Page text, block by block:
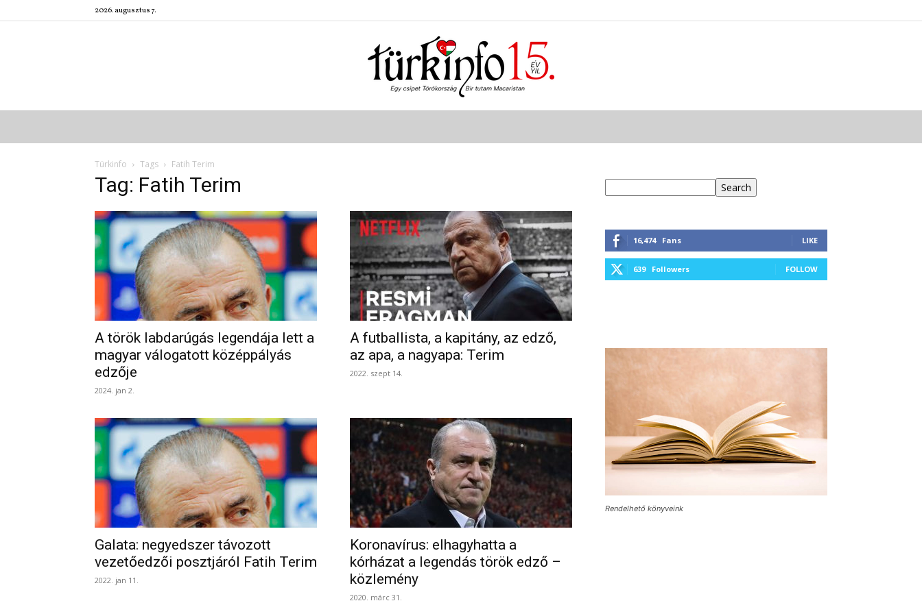
2026. augusztus 7.
Türkinfo
Türkinfo Tags Fatih Terim
Tag: Fatih Terim
A török labdarúgás legendája lett a
magyar válogatott középpályás
edzője
2024. jan 2.
A futballista, a kapitány, az edző,
az apa, a nagyapa: Terim
2022. szept 14.
Galata: negyedszer távozott
vezetőedzői posztjáról Fatih Terim
2022. jan 11.
Koronavírus: elhagyhatta a
kórházat a legendás török edző –
közlemény
2020. márc 31.
Search
16,474 Fans LIKE
639 Followers FOLLOW
Rendelhető könyveink